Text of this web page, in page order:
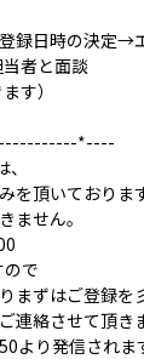
録日時の決定→
者と面談
す）
*----
を頂いておりま
ません。
で
まずはご登録を
連絡させて頂き
より発信されま